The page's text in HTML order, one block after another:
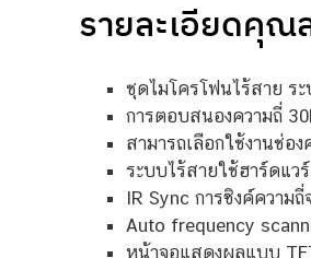
รายละเอียดคุณ
ชุดไมโครโฟนไร้สาย ร
การตอบสนองความถี่
สามารถเลือกใช้งานช่อ
ระบบไร้สายใช้ฮาร์ดแว
IR Sync การซิงค์ควา
Auto frequency
หน้าจอแสดงผลแบบ